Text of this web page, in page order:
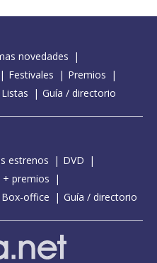
novedades
Festivales
Premios
Listas Guía / directorio
estrenos
DVD
+ premios
Box-office Guía / directorio